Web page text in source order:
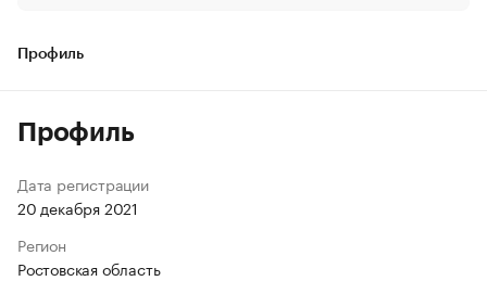
Профиль
Профиль
Дата регистрации
20 декабря 2021
Регион
Ростовская область